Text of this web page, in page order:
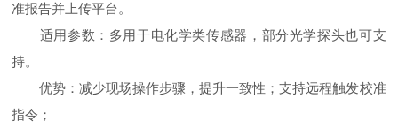
准报告并上传平台。
适用参数：多用于电化学类传感器，部分光学探头也可支
持。
优势：减少现场操作步骤，提升一致性；支持远程触发校准
指令；